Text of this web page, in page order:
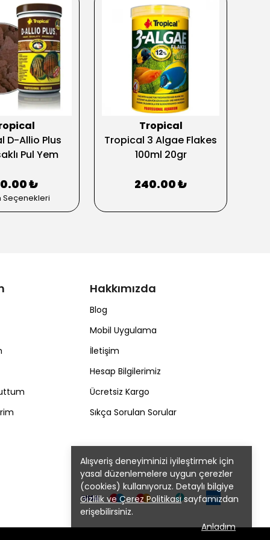
Alışveriş deneyiminizi iyileştirmek için
yasal düzenlemelere uygun çerezler
(cookies) kullanıyoruz. Detaylı bilgiye
Gizlilik ve Çerez Politikasısayfamızdan
erişebilirsiniz.
Anladım
D-Allio Plus
Pul Yem
₺
Seçenekleri
Tropical
Tropical 3 Algae Flakes
100ml 20gr
240.00 ₺
Hakkımızda
Blog
Mobil Uygulama
İletişim
Hesap Bilgilerimiz
Ücretsiz Kargo
Sıkça Sorulan Sorular